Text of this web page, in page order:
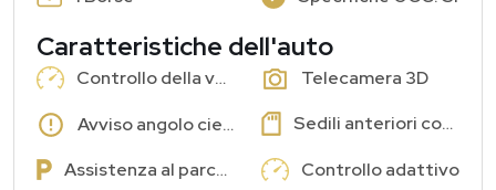
Caratteristiche dell'auto
Controllo della velocità di crociera
Telecamera 3D
Avviso angolo cieco
Sedili anteriori con memoria
Assistenza al parcheggio
Controllo adattivo